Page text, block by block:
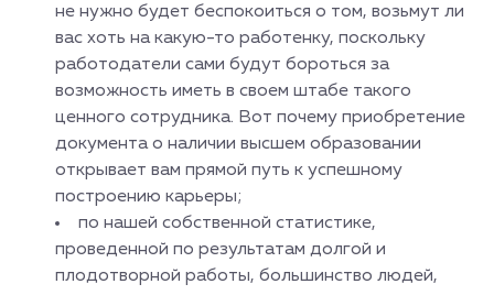
не нужно будет беспокоиться о том, возьмут ли
вас хоть на какую-то работенку, поскольку
работодатели сами будут бороться за
возможность иметь в своем штабе такого
ценного сотрудника. Вот почему приобретение
документа о наличии высшем образовании
открывает вам прямой путь к успешному
построению карьеры;
по нашей собственной статистике,
проведенной по результатам долгой и
плодотворной работы, большинство людей,